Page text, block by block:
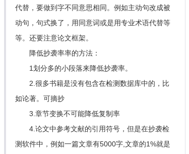
代替，要做到字不同意思相同。例如主动句改成被
动句，句式换了，用同意词或是用专业术语代替等
等。还要注意论文框架。
降低抄袭率率的方法：
1划分多的小段落来降低抄袭率。
2.很多书籍是没有包含在检测数据库中的，比
如论著。可摘抄
3.章节变换不可能降低复制率
4.论文中参考文献的引用符号，但是在抄袭检
测软件中，例如一篇文章有5000字,文章的1%就是